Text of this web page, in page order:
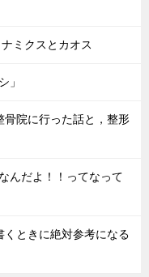
ミクスとカオス
」
院に行った話と，整形
んだよ！！ってなって
くときに絶対参考になる